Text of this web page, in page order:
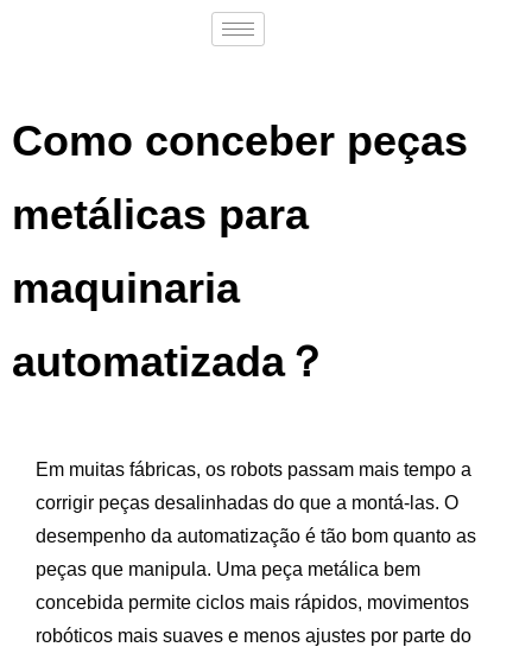
Como conceber peças
metálicas para
maquinaria
automatizada？
Em muitas fábricas, os robots passam mais tempo a
corrigir peças desalinhadas do que a montá-las. O
desempenho da automatização é tão bom quanto as
peças que manipula. Uma peça metálica bem
concebida permite ciclos mais rápidos, movimentos
robóticos mais suaves e menos ajustes por parte do